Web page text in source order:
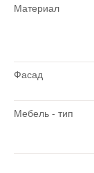
Материал
Фасад
Мебель - тип